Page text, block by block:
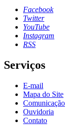
Facebook
Twitter
YouTube
Instagram
RSS
Serviços
E-mail
Mapa do Site
Comunicação
Ouvidoria
Contato